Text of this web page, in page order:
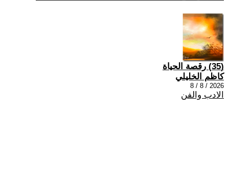
(35) رقصة الحياة
كاظم الخليلي
2026 / 8 / 8
الادب والفن